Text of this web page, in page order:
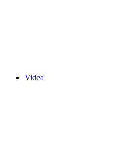
Videa